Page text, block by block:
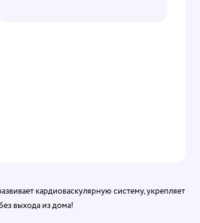
кардиоваскулярную систему, укрепляет
выхода из дома!